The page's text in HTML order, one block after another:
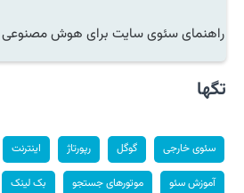
راهنمای سئوی سایت برای هوش
تگها
سئوی خارجی گوگل رپورتاژ اینترنت
آموزش سئو موتورهای جستجو بک لینک